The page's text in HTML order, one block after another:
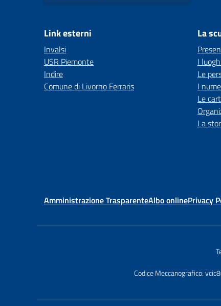
Link esterni
Invalsi
USR Piemonte
Indire
Comune di Livorno Ferraris
La
I
Le
I
Le
La
Amministrazione TrasparenteAlbo onlinePrivacy
Codice Meccanografico: